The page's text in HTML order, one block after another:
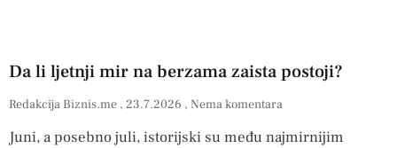
Da li ljetnji mir na berzama zaista postoji?
Redakcija Biznis.me 23.7.2026 Nema komentara
Juni, a posebno juli, istorijski su među najmirnijim